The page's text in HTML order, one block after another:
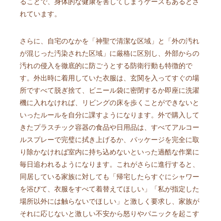
ることで、身体的な健康を害してしまうケースもあるとさ
れています。
さらに、自宅のなかを「神聖で清潔な区域」と「外の汚れ
が混じった汚染された区域」に厳格に区別し、外部からの
汚れの侵入を徹底的に防ごうとする防衛行動も特徴的で
す。外出時に着用していた衣服は、玄関を入ってすぐの場
所ですべて脱ぎ捨て、ビニール袋に密閉するか即座に洗濯
機に入れなければ、リビングの床を歩くことができないと
いったルールを自分に課すようになります。外で購入して
きたプラスチック容器の食品や日用品は、すべてアルコー
ルスプレーで完璧に拭き上げるか、パッケージを完全に取
り除かなければ室内に持ち込めないといった過酷な作業に
毎日追われるようになります。これがさらに進行すると、
同居している家族に対しても「帰宅したらすぐにシャワー
を浴びて、衣服をすべて着替えてほしい」「私が指定した
場所以外には触らないでほしい」と激しく要求し、家族が
それに応じないと激しい不安から怒りやパニックを起こす